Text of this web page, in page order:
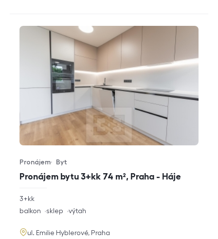
Pronájem bytu 3+kk 74 m², Praha - Háje
Typ nabídky
Pronájem
Typ nemovitosti
Byt
rozměry
3+kk
funkce
balkon sklep výtah
adresa
ul. Emilie Hyblerové, Praha